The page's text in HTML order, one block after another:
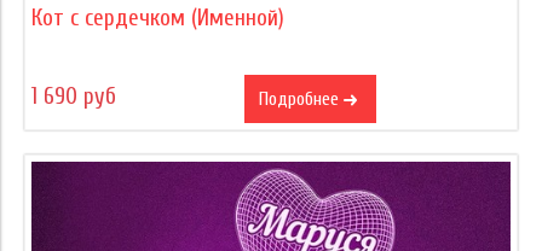
Кот с сердечком (Именной)
1 690 руб Подробнее